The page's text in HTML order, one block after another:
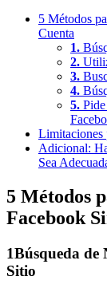
5 Métodos
Cuenta
1.
2.
3.
4.
5.
Limitaciones
Adicional:
Sea
5 Métodos
Facebook
1Búsqueda de
Sitio